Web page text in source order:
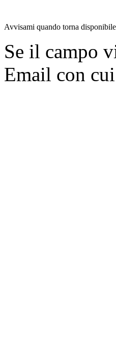
Avvisami quando torna disponibile
Se il campo
Email con